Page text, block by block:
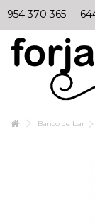
954 370 365
Banco de bar